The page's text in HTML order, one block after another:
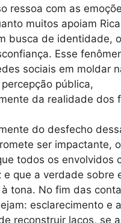
ressoa com as
muitos apoiam
busca de identidade,
Esse
sociais em moldar
pública,
da realidade dos
do desfecho
ser impactante,
todos os envolvidos
e que a verdade sobre
tona. No fim das
esclarecimento e a
reconstruir laços, se